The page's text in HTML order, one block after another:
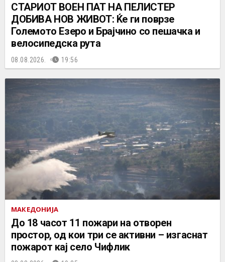
СТАРИОТ ВОЕН ПАТ НА ПЕЛИСТЕР
ДОБИВА НОВ ЖИВОТ: Ќе ги поврзе
Големото Езеро и Брајчино со пешачка и
велосипедска рута
08.08.2026. 19:56
МАКЕДОНИЈА
До 18 часот 11 пожари на отворен
простор, од кои три се активни – изгаснат
пожарот кај село Чифлик